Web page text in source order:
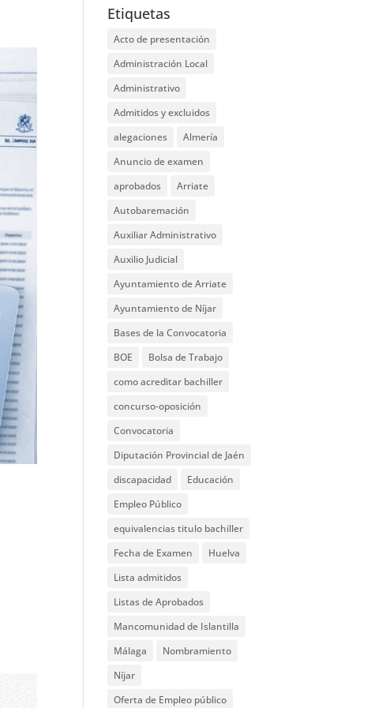
Etiquetas
Acto de presentación
Administración Local
Administrativo
Admitidos y excluidos
alegaciones
Almería
Anuncio de examen
aprobados
Arriate
Autobaremación
Auxiliar Administrativo
Auxilio Judicial
Ayuntamiento de Arriate
Ayuntamiento de Níjar
Bases de la Convocatoria
BOE
Bolsa de Trabajo
como acreditar bachiller
concurso-oposición
Convocatoria
Diputación Provincial de Jaén
discapacidad
Educación
Empleo Público
equivalencias titulo bachiller
Fecha de Examen
Huelva
Lista admitidos
Listas de Aprobados
Mancomunidad de Islantilla
Málaga
Nombramiento
Níjar
Oferta de Empleo público